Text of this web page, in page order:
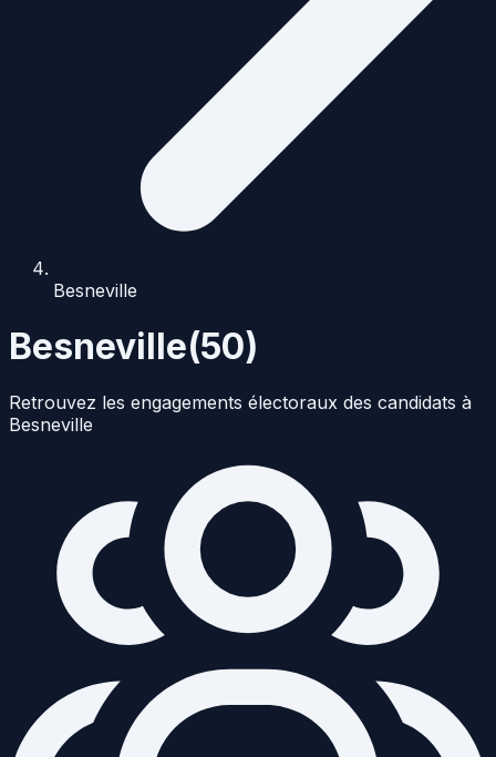
Besneville
Besneville(50)
Retrouvez les engagements électoraux des candidats à
Besneville